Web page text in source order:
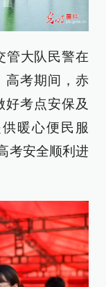
管大队民警在
高考期间，赤
好考点安保及
暖心便民服
考安全顺利进